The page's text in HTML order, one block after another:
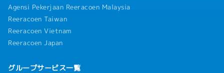
Agensi Pekerjaan Reeracoen Malaysia
Reeracoen Taiwan
Reeracoen Vietnam
Reeracoen Japan
グループサービス一覧